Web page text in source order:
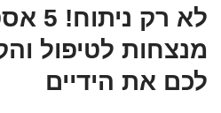
לא רק
מנצחות לטיפול
לכם את הידיים